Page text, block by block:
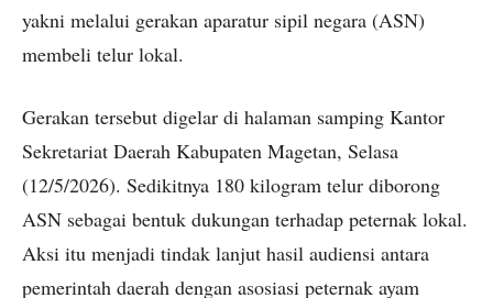
yakni melalui gerakan aparatur sipil negara (ASN)
membeli telur lokal.
Gerakan tersebut digelar di halaman samping Kantor
Sekretariat Daerah Kabupaten Magetan, Selasa
(12/5/2026). Sedikitnya 180 kilogram telur diborong
ASN sebagai bentuk dukungan terhadap peternak lokal.
Aksi itu menjadi tindak lanjut hasil audiensi antara
pemerintah daerah dengan asosiasi peternak ayam